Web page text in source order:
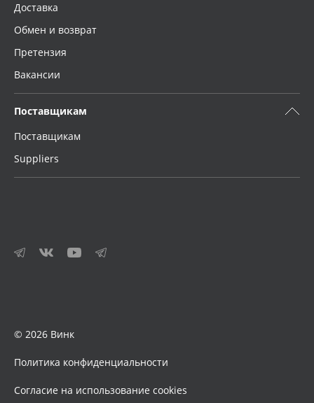
Доставка
Обмен и возврат
Претензия
Вакансии
Поставщикам
Поставщикам
Suppliers
© 2026 Винк
Политика конфиденциальности
Согласие на использование cookies